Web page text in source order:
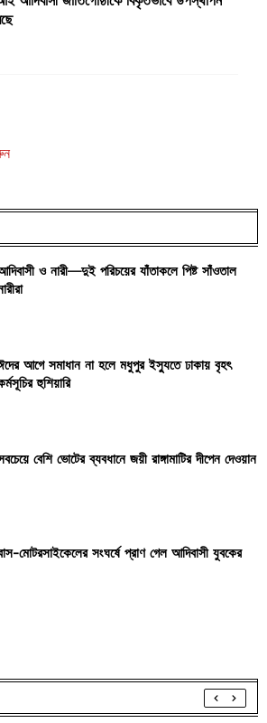
ও নারী—দুই পরিচয়ের যাঁতাকলে পিষ্ট সাঁওতাল
আগে সমাধান না হলে মধুপুর ইস্যুতে ঢাকায় বৃহৎ
হুশিয়ারি
বেশি ভোটের ব্যবধানে জয়ী রাঙ্গামাটির দীপেন দেওয়ান
মোটরসাইকেলের সংঘর্ষে প্রাণ গেল আদিবাসী যুবকের